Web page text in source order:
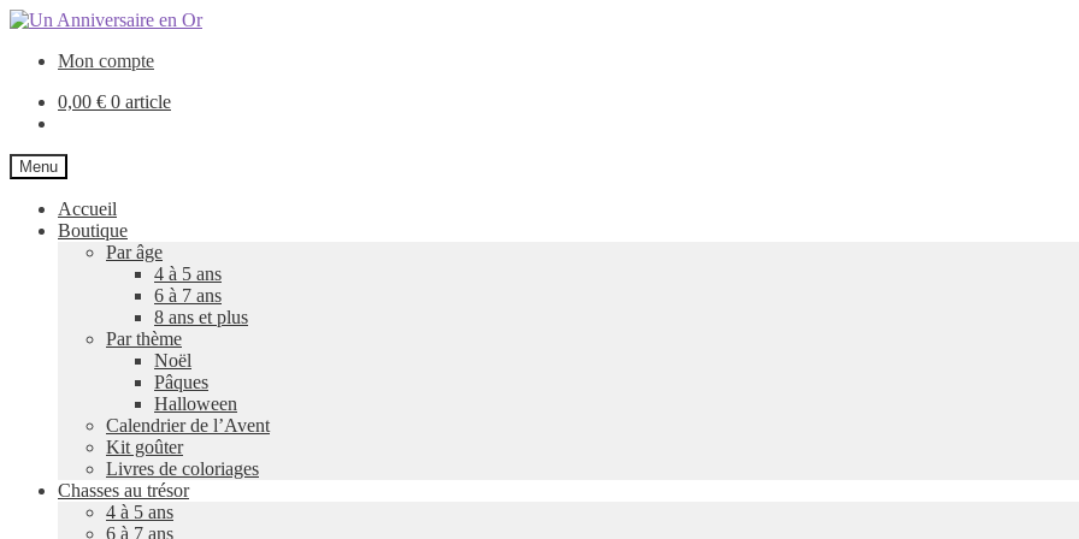
Aller
Aller
contenuMon compte
0,00 € 0 article
Menu
Accueil
Boutique
Par âge
4 à 5 ans
6 à 7 ans
8 ans et plus
Par thème
Noël
Pâques
Halloween
Calendrier de l’Avent
Kit goûter
Livres de coloriages
Chasses au trésor
4 à 5 ans
6 à 7 ans